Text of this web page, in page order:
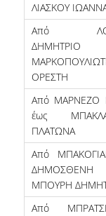
ΛΙΑΣΚΟΥ
Από
ΔΗΜΗΤΡΙΟ
ΟΡΕΣΤΗ
Από ΜΑΡΝΕΖΟ
έως
ΠΛΑΤΩΝΑ
Από
ΔΗΜΟΣΘΕΝΗ
ΜΠΟΥΡΗ
Από